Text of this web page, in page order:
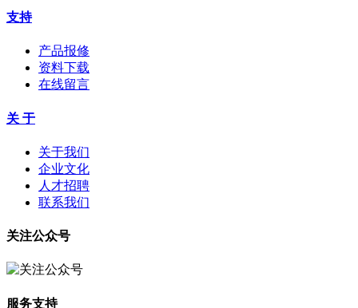
支持
产品报修
资料下载
在线留言
关 于
关于我们
企业文化
人才招聘
联系我们
关注公众号
服务支持